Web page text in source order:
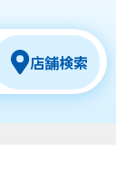
店舗検索